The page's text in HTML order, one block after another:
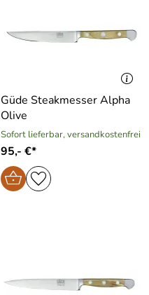
Güde Steakmesser Alpha
Olive
Sofort lieferbar, versandkostenfrei
95,- €*